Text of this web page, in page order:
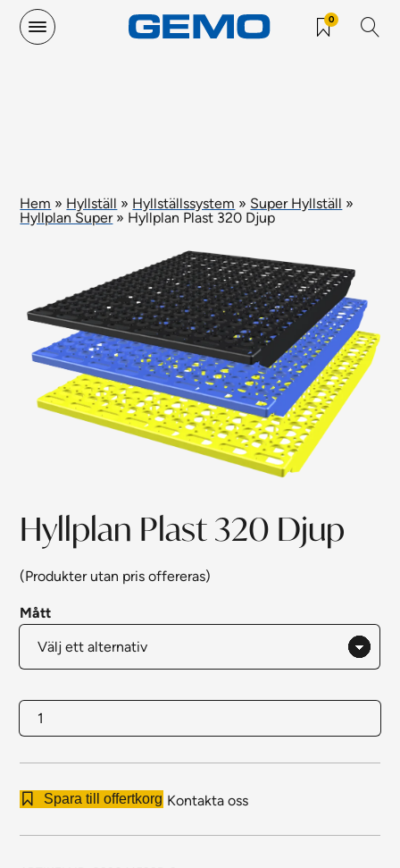
0
Hem » Hyllställ » Hyllställssystem » Super Hyllställ »
Hyllplan Super» Hyllplan Plast 320 Djup
Hyllplan Plast 320 Djup
(Produkter utan pris offereras)
Mått
Hyllplan
Plast
mängdSpara till offertkorg Kontakta oss